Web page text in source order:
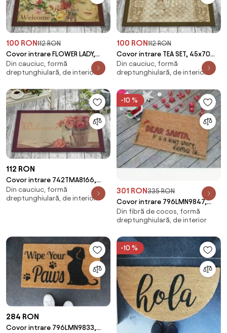
100 RON112 RON
Covor intrare FLOWER LADY,
45x70 cm, forma
dreptunghiulara, pasla/PVC,
Din cauciuc, formă
dreptunghiulară, de interior
100 RON112 RON
Covor intrare TEA SET, 45x70
cm, forma dreptunghiulara,
pasla/PVC, mul
Din cauciuc, formă
dreptunghiulară, de interior
112 RON
Covor intrare 742TMA8166,
45x70 cm, forma
dreptunghiulara, pasla/PVC,
Din cauciuc, formă
dreptunghiulară, de interior
-10 %
301 RON335 RON
Covor intrare 796LMN9847,
40x70 cm, forma
dreptunghiulara, fibra de co
Din fibră de cocos, formă
dreptunghiulară, de interior
284 RON
Covor intrare 796LMN9833,
-10 %